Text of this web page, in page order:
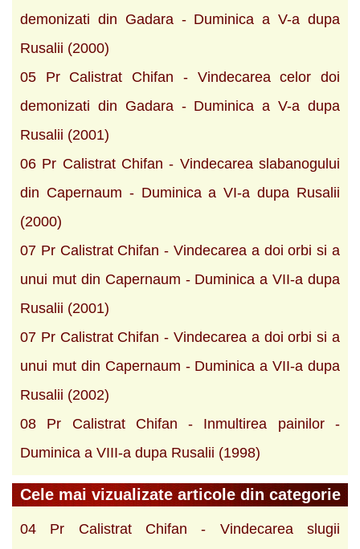
demonizati din Gadara - Duminica a V-a dupa
Rusalii (2000)
05 Pr Calistrat Chifan - Vindecarea celor doi
demonizati din Gadara - Duminica a V-a dupa
Rusalii (2001)
06 Pr Calistrat Chifan - Vindecarea slabanogului
din Capernaum - Duminica a VI-a dupa Rusalii
(2000)
07 Pr Calistrat Chifan - Vindecarea a doi orbi si a
unui mut din Capernaum - Duminica a VII-a dupa
Rusalii (2001)
07 Pr Calistrat Chifan - Vindecarea a doi orbi si a
unui mut din Capernaum - Duminica a VII-a dupa
Rusalii (2002)
08 Pr Calistrat Chifan - Inmultirea painilor -
Duminica a VIII-a dupa Rusalii (1998)
Cele mai vizualizate articole din categorie
04 Pr Calistrat Chifan - Vindecarea slugii